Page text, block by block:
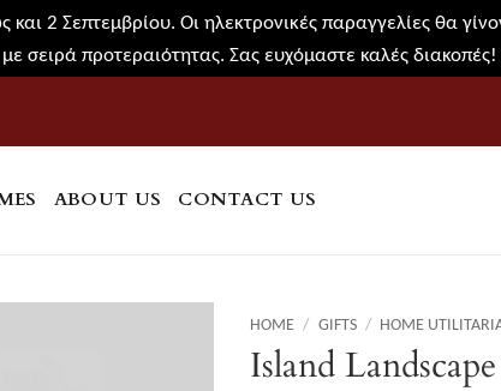
2 Σεπτεμβρίου. Οι ηλεκτρονικές παραγγελίες θα
σειρά προτεραιότητας. Σας ευχόμαστε καλές διακοπές!
ABOUT US CONTACT US
HOME / GIFTS / HOME
Island